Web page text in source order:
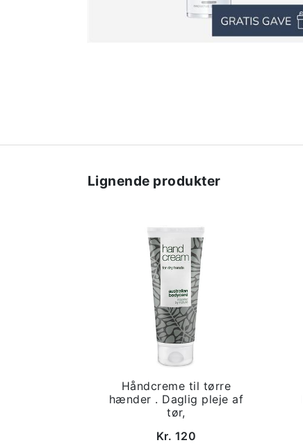
Lignende produkter
Håndcreme til tørre
hænder . Daglig pleje af
tør,
Kr. 120